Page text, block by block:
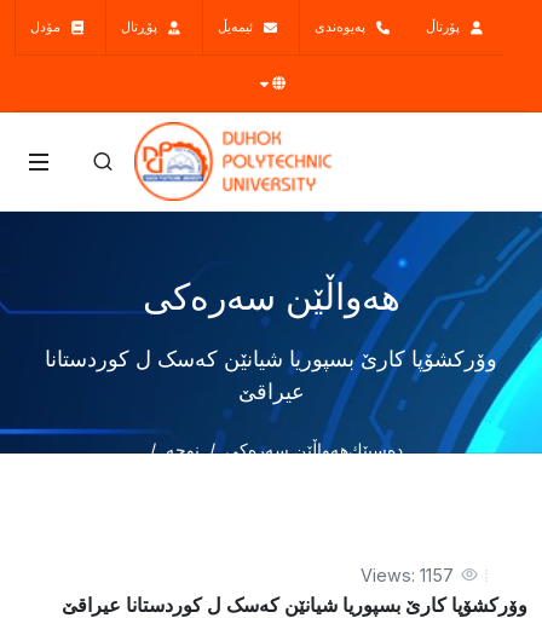
پۆرتاڵ پەیوەندی ئیمەیڵ پۆڕتال مۆدل
هەواڵێن سەرەکی
وۆرکشۆپا کارێ بسپوریا شيانێن کەسک ل كوردستانا
عیراقێ
دەسپێكهەواڵێن سەرەکی
نوچە
Views: 1157
وۆرکشۆپا کارێ بسپوریا شيانێن کەسک ل كوردستانا عیراقێ